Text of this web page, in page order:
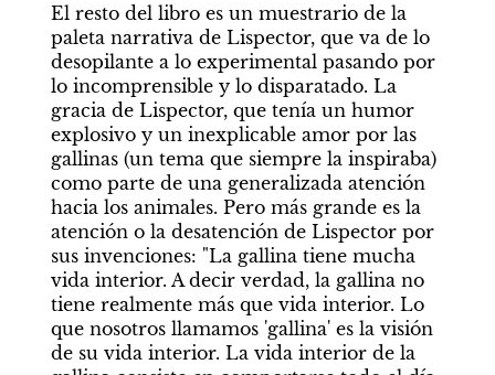
El resto del libro es un muestrario de la
paleta narrativa de Lispector, que va de lo
desopilante a lo experimental pasando por
lo incomprensible y lo disparatado. La
gracia de Lispector, que tenía un humor
explosivo y un inexplicable amor por las
gallinas (un tema que siempre la inspiraba)
como parte de una generalizada atención
hacia los animales. Pero más grande es la
atención o la desatención de Lispector por
sus invenciones: "La gallina tiene mucha
vida interior. A decir verdad, la gallina no
tiene realmente más que vida interior. Lo
que nosotros llamamos 'gallina' es la visión
de su vida interior. La vida interior de la